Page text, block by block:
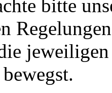
bitte